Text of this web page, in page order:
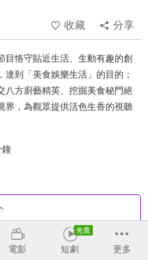
收藏
分享
目恪守貼近生活、生動有趣的創
到「美食娛樂生活」的目的；
八方廚藝精英、挖掘美食秘門絕
界，為觀眾提供活色生香的視聽
鐘
正序
電影 短劇 更多